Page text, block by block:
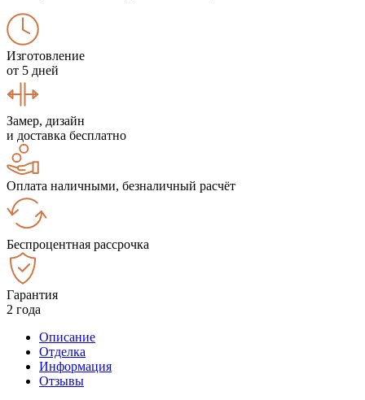
Изготовление
от 5 дней
Замер, дизайн
и доставка бесплатно
Оплата наличными, безналичный расчёт
Беспроцентная рассрочка
Гарантия
2 года
Описание
Отделка
Информация
Отзывы